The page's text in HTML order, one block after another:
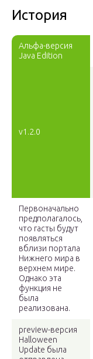
История
Альфа-версия
Java Edition
v1.2.0
Первоначально
предполагалось,
что гасты будут
появляться
вблизи портала
Нижнего мира в
верхнем мире.
Однако эта
функция не
была
реализована.
preview-версия
Halloween
Update была